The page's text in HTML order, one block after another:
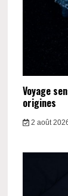
Voyage
origines
2 août